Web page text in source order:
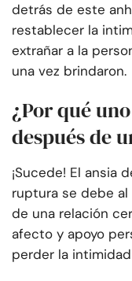
detrás de este
restablecer la
extrañar a la
una vez brindaron.
¿Por qué
después de
¡Sucede! El ansia
ruptura se debe
de una relación
afecto y apoyo
perder la